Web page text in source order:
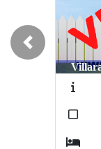
Previous